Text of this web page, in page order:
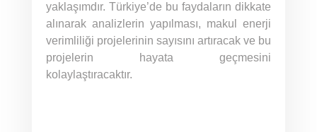
yaklaşımdır. Türkiye’de bu faydaların dikkate
alınarak analizlerin yapılması, makul enerji
verimliliği projelerinin sayısını artıracak ve bu
projelerin hayata geçmesini
kolaylaştıracaktır.